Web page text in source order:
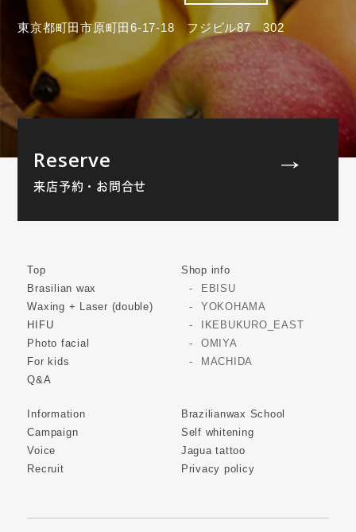
東京都町田市原町田6-17-18 フジビル87 302
Reserve
来店予約・お問合せ
Top
Brasilian wax
Waxing + Laser (double)
HIFU
Photo facial
For kids
Q&A
Shop info
EBISU
YOKOHAMA
IKEBUKURO_EAST
OMIYA
MACHIDA
Information
Campaign
Voice
Recruit
Brazilianwax School
Self whitening
Jagua tattoo
Privacy policy